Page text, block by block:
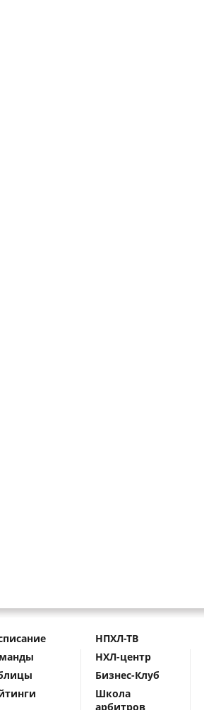
НПХЛ-ТВ
НХЛ-центр
Бизнес-Клуб
Школа
арбитров